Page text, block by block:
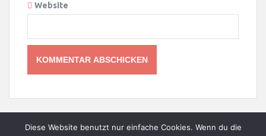
Website
© 2015-2022 - Sabine Ley - SleySites
Diese Website benutzt nur einfache Cookies. Wenn du die